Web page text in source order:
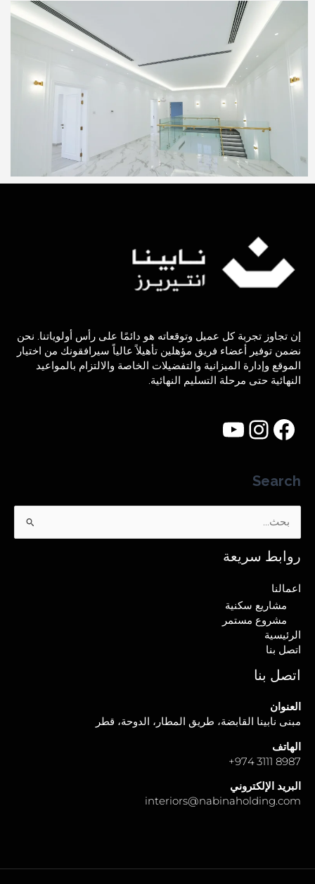
إن تجاوز تجربة كل عميل وتوقعاته هو دائمًا على رأس أولوياتنا. نحن
نضمن توفير أعضاء فريق مؤهلين تأهيلاً عالياً سيرافقونك من اختيار
الموقع وإدارة الميزانية والتفضيلات الخاصة والالتزام بالمواعيد
النهائية حتى مرحلة التسليم النهائية.
Search
البحث
عن:
روابط سريعة
اعمالنا
مشاريع سكنية
مشروع مستمر
الرئيسية
اتصل بنا
اتصل بنا
العنوان
مبنى نابينا القابضة، طريق المطار، الدوحة، قطر
الهاتف
8987 3111 974
+
البريد الإلكتروني
interiors@nabinaholding.com